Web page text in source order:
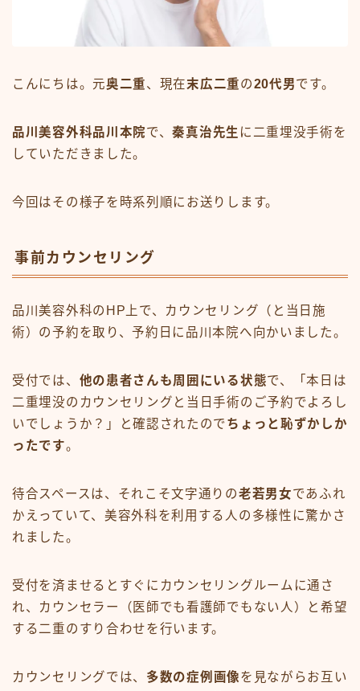
こんにちは。元奥二重、現在末広二重の20代男です。
品川美容外科品川本院で、秦真治先生 に二重埋没手術を
していただきました。
今回はその様子を時系列順にお送りします。
事前カウンセリング
品川美容外科のHP上で、カウンセリング（と当日施
術）の予約を取り、予約日に品川本院へ向かいました。
受付では、 他の患者さんも周囲にいる状態で、「本日は
二重埋没のカウンセリングと当日手術のご予約でよろし
いでしょうか？」と確認されたので ちょっと恥ずかしか
ったです。
待合スペースは、それこそ文字通りの老若男女であふれ
かえっていて、美容外科を利用する人の多様性に驚かさ
れました。
受付を済ませるとすぐにカウンセリングルームに通さ
れ、カウンセラー（医師でも看護師でもない人）と希望
する二重のすり合わせを行います。
カウンセリングでは、 多数の症例画像を見ながらお互い